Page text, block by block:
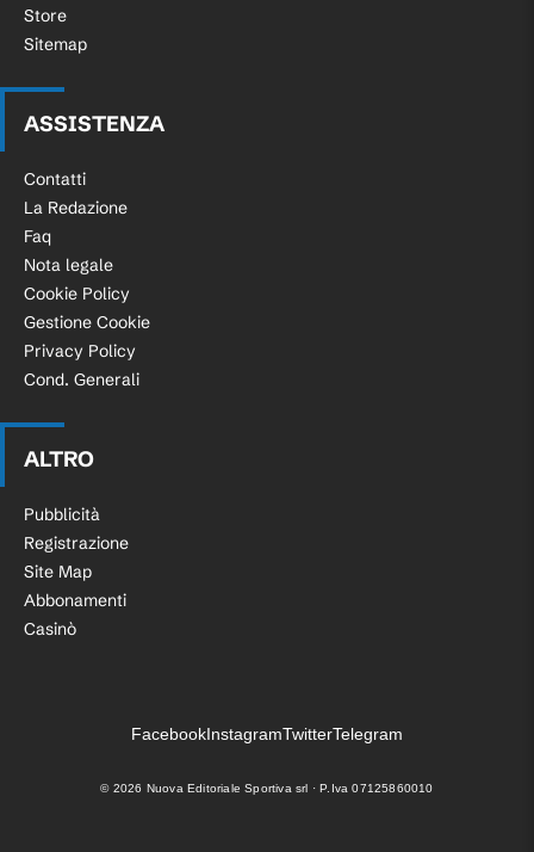
Store
Sitemap
ASSISTENZA
Contatti
La Redazione
Faq
Nota legale
Cookie Policy
Gestione Cookie
Privacy Policy
Cond. Generali
ALTRO
Pubblicità
Registrazione
Site Map
Abbonamenti
Casinò
FacebookInstagramTwitterTelegram
© 2026 Nuova Editoriale Sportiva srl · P.Iva 07125860010